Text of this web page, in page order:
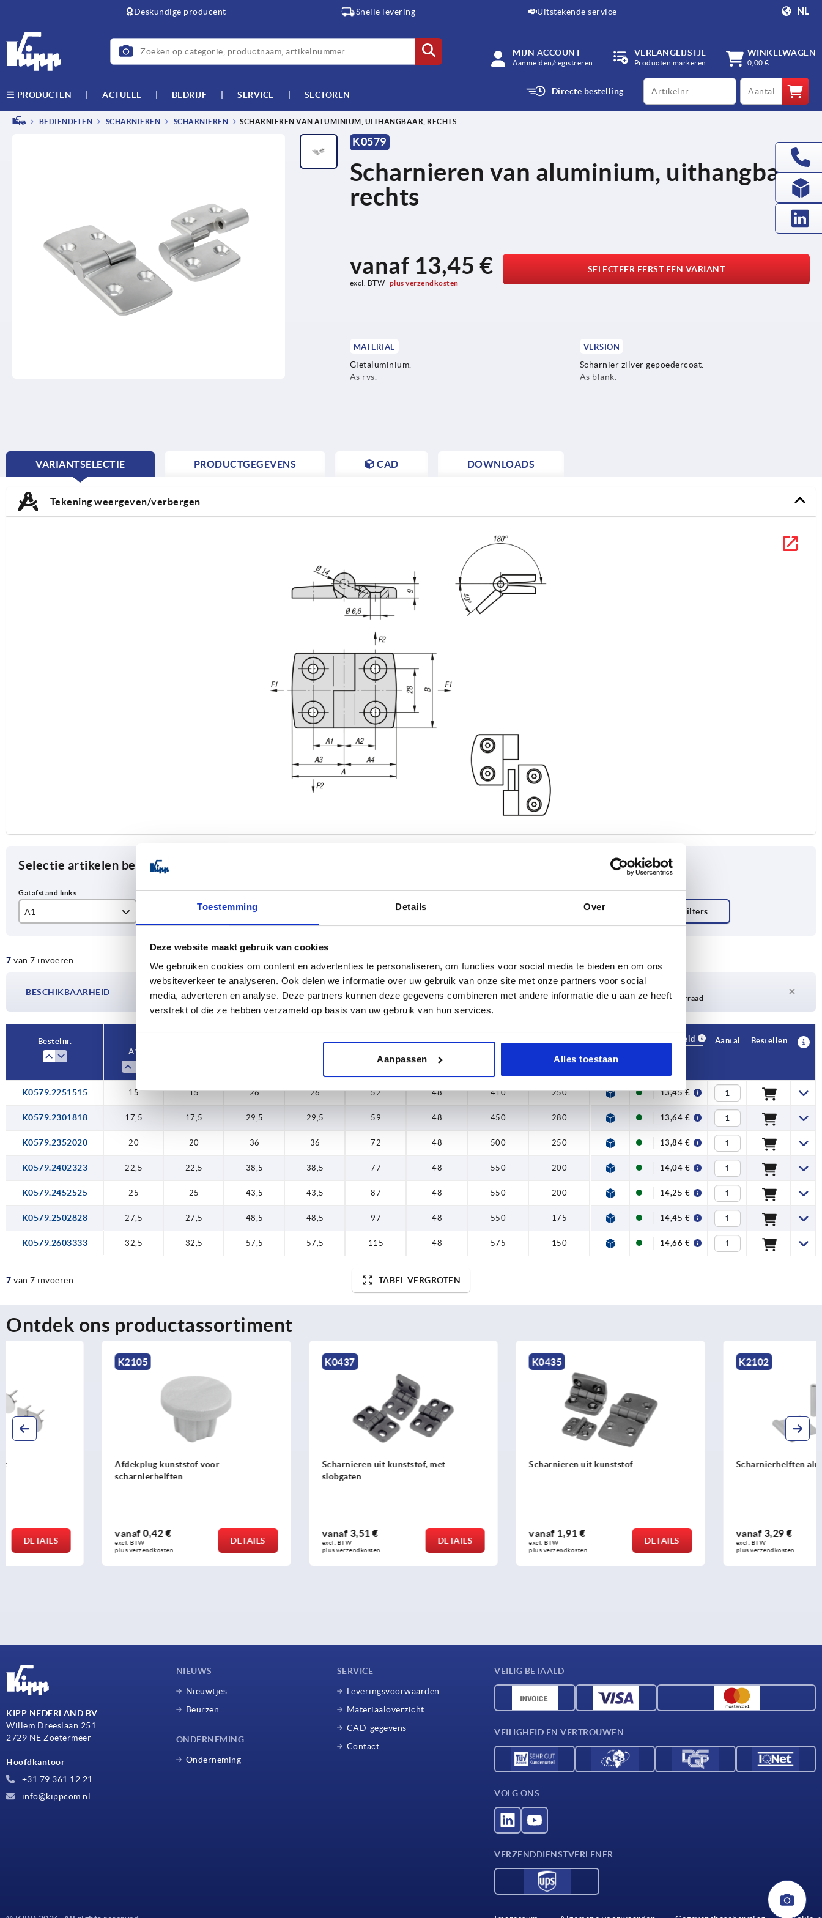
Toestemming Details Over
Deze website maakt gebruik van cookies
We gebruiken cookies om content en advertenties te personaliseren, om functies voor social media te bieden en om ons
websiteverkeer te analyseren. Ook delen we informatie over uw gebruik van onze site met onze partners voor social
media, adverteren en analyse. Deze partners kunnen deze gegevens combineren met andere informatie die u aan ze heeft
verstrekt of die ze hebben verzameld op basis van uw gebruik van hun services.
Aanpassen Alles toestaan
Deskundige producent Snelle levering Uitstekende service NL
MIJN ACCOUNT
Aanmelden/registreren
VERLANGLIJSTJE
Producten markeren
WINKELWAGEN
0,00 €
PRODUCTEN ACTUEEL BEDRIJF SERVICE SECTOREN Directe bestelling
productCode qty
BEDIENDELEN SCHARNIEREN SCHARNIEREN SCHARNIEREN VAN ALUMINIUM, UITHANGBAAR, RECHTS
K0579
Scharnieren van aluminium, uithangbaar,
rechts
vanaf 13,45 €
excl. BTW plus verzendkosten
SELECTEER EERST EEN VARIANT
MATERIAL
Gietaluminium.
As rvs.
VERSION
Scharnier zilver gepoedercoat.
As blank.
VARIANTSELECTIE
CURRENT
PRODUCTGEGEVENS CAD DOWNLOADS
Tekening weergeven/verbergen
Selectie artikelen begrenzen
A1
17,5
22,5
32,5
17,5
20
22,5
25
36
38,5
43,5
36
38,5
43,5
48,5
72
87
7 van 7 invoeren
BESCHIKBAARHEID
De beschikbaarheid wordt meerdere keren per dag met regelmatige tussenpozen
bijgewerkt. In de laatste stap voordat je je bestelling afrondt, word je geïnformeerd
1-3 dagen
Levertijd op aanvraag
4-20 dagen
Momenteel niet op voorraad
Bestelnr.
A1
CAD
Beschikbaarheid
Aantal Bestellen
K0579.2251515 15 15 26 26 52 48 410 250 13,45 €
K0579.2301818 17,5 17,5 29,5 29,5 59 48 450 280 13,64 €
K0579.2352020 20 20 36 36 72 48 500 250 13,84 €
K0579.2402323 22,5 22,5 38,5 38,5 77 48 550 200 14,04 €
K0579.2452525 25 25 43,5 43,5 87 48 550 200 14,25 €
K0579.2502828 27,5 27,5 48,5 48,5 97 48 550 175 14,45 €
K0579.2603333 32,5 32,5 57,5 57,5 115 48 575 150 14,66 €
7 van 7 invoeren TABEL VERGROTEN
Ontdek ons productassortiment
Afdekplug kunststof voor
0,42 €
excl. BTW
plus verzendkosten
DETAILS
Scharnieren uit kunststof, met
3,51 €
excl. BTW
plus verzendkosten
DETAILS
Scharnieren uit kunststof
1,91 €
excl. BTW
plus verzendkosten
DETAILS
Scharnierhelften aluminium, inwendig
3,29 €
excl. BTW
plus verzendkosten
DETAILS
KIPP NEDERLAND BV
Willem Dreeslaan 251
2729 NE Zoetermeer
Hoofdkantoor
+31 79 361 12 21
info@kippcom.nl
NIEUWS
Nieuwtjes
Beurzen
ONDERNEMING
Onderneming
SERVICE
Leveringsvoorwaarden
Materiaaloverzicht
CAD-gegevens
Contact
VEILIG BETAALD
VEILIGHEID EN VERTROUWEN
VOLG ONS
VERZENDDIENSTVERLENER